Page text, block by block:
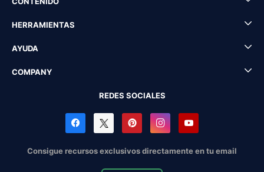
HERRAMIENTAS
AYUDA
COMPANY
REDES SOCIALES
Consigue recursos exclusivos directamente en tu email